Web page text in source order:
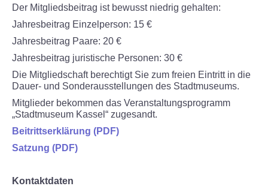
Der Mitgliedsbeitrag ist bewusst niedrig gehalten:
Jahresbeitrag Einzelperson: 15 €
Jahresbeitrag Paare: 20 €
Jahresbeitrag juristische Personen: 30 €
Die Mitgliedschaft berechtigt Sie zum freien Eintritt in die
Dauer- und Sonderausstellungen des Stadtmuseums.
Mitglieder bekommen das Veranstaltungsprogramm
„Stadtmuseum Kassel“ zugesandt.
Beitrittserklärung (PDF)
Satzung (PDF)
Kontaktdaten